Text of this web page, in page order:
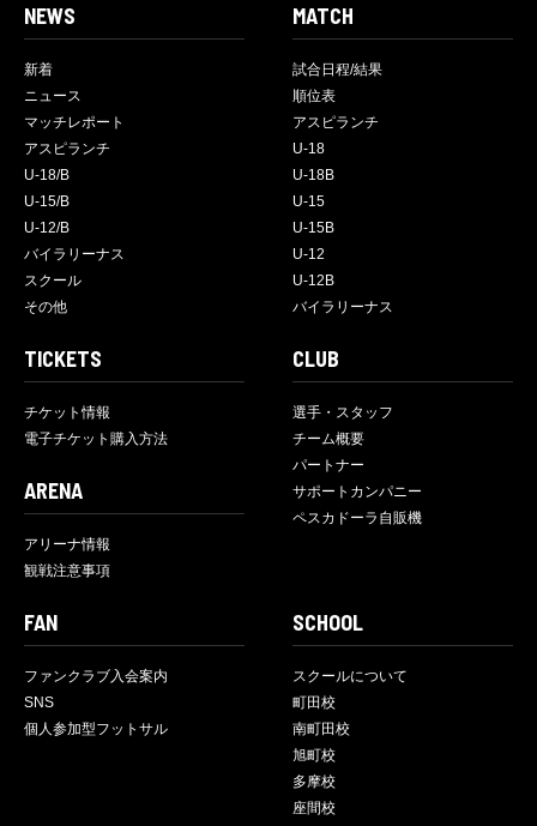
NEWS
新着
ニュース
マッチレポート
アスピランチ
U-18/B
U-15/B
U-12/B
バイラリーナス
スクール
その他
MATCH
試合日程/結果
順位表
アスピランチ
U-18
U-18B
U-15
U-15B
U-12
U-12B
バイラリーナス
TICKETS
チケット情報
電子チケット購入方法
ARENA
アリーナ情報
観戦注意事項
CLUB
選手・スタッフ
チーム概要
パートナー
サポートカンパニー
ペスカドーラ自販機
FAN
ファンクラブ入会案内
SNS
個人参加型フットサル
SCHOOL
スクールについて
町田校
南町田校
旭町校
多摩校
座間校